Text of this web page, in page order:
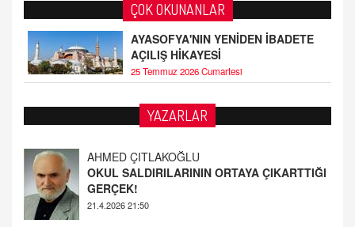
ÇOK OKUNANLAR
AYASOFYA'NIN YENİDEN İBADETE
AÇILIŞ HİKAYESİ
25 Temmuz 2026 Cumartesi
YAZARLAR
AHMED ÇITLAKOĞLU
OKUL SALDIRILARININ ORTAYA ÇIKARTTIĞI
GERÇEK!
21.4.2026 21:50